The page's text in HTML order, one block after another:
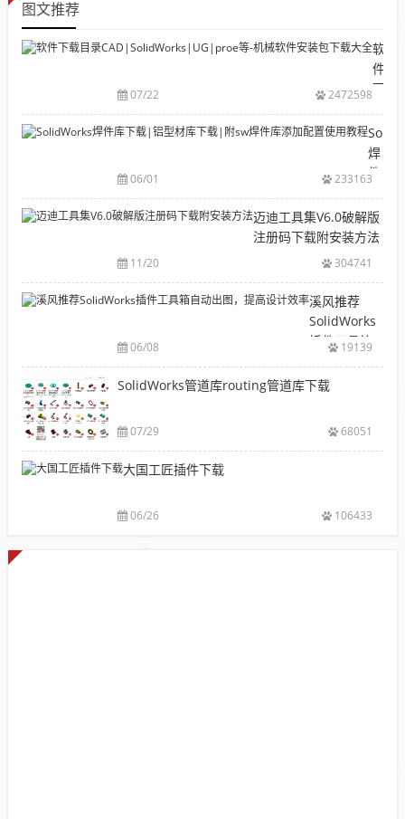
图文推荐
软
件
下
目
录
机
械
软
安
包
载
07/22 2472598
焊
件
下
载|
型
下
载|
附
件
库
配
06/01 233163
迈迪工具集V6.0破解版
注册码下载附安装方法
11/20 304741
溪风推荐
SolidWorks
插件工具箱
提高设计效
06/08 19139
SolidWorks管道库routing管道库下载
07/29 68051
大国工匠插件下载
06/26 106433